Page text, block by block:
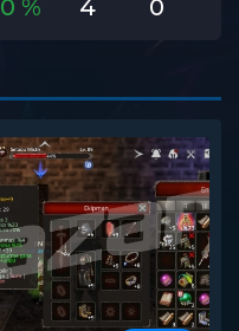
0 % 4 0